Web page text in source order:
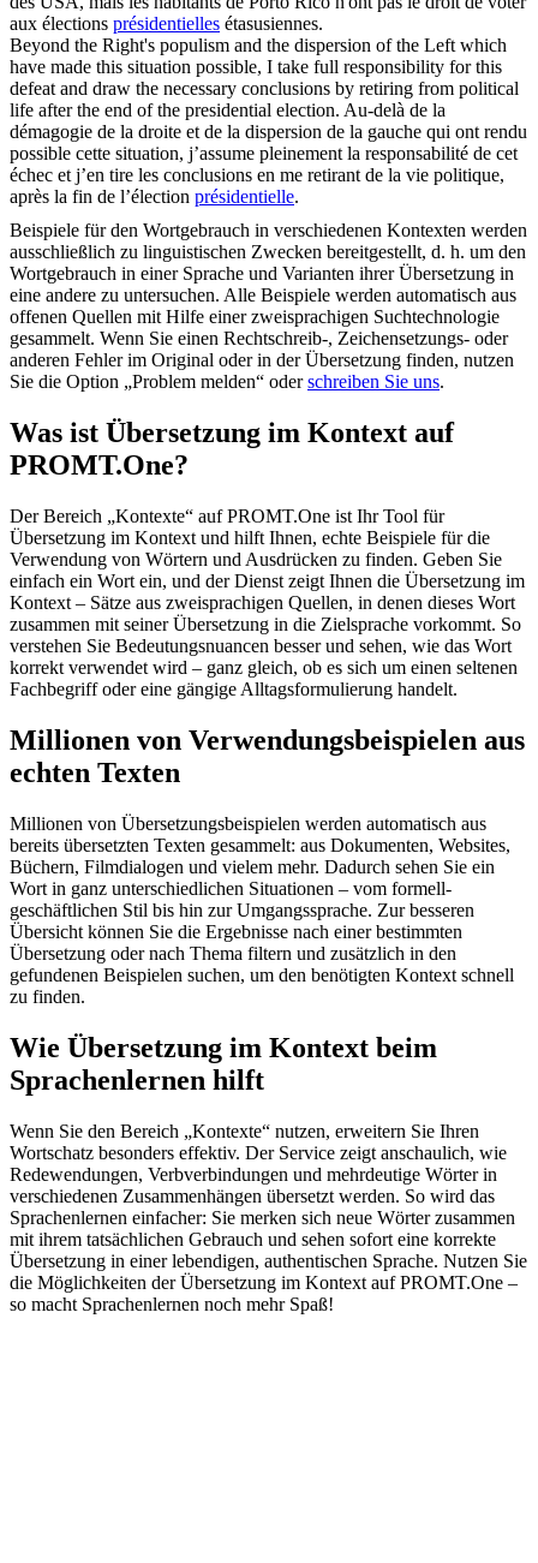
aux élections présidentielles étasusiennes.
Beyond the Right's populism and the dispersion of the Left which
have made this situation possible, I take full responsibility for this
defeat and draw the necessary conclusions by retiring from political
life after the end of the presidential election. Au-delà de la
démagogie de la droite et de la dispersion de la gauche qui ont rendu
possible cette situation, j’assume pleinement la responsabilité de cet
échec et j’en tire les conclusions en me retirant de la vie politique,
après la fin de l’élection présidentielle.
Beispiele für den Wortgebrauch in verschiedenen Kontexten werden
ausschließlich zu linguistischen Zwecken bereitgestellt, d. h. um den
Wortgebrauch in einer Sprache und Varianten ihrer Übersetzung in
eine andere zu untersuchen. Alle Beispiele werden automatisch aus
offenen Quellen mit Hilfe einer zweisprachigen Suchtechnologie
gesammelt. Wenn Sie einen Rechtschreib-, Zeichensetzungs- oder
anderen Fehler im Original oder in der Übersetzung finden, nutzen
Sie die Option „Problem melden“ oderschreiben Sie uns.
Was ist Übersetzung im Kontext auf
PROMT.One?
Der Bereich „Kontexte“ auf PROMT.One ist Ihr Tool für
Übersetzung im Kontext und hilft Ihnen, echte Beispiele für die
Verwendung von Wörtern und Ausdrücken zu finden. Geben Sie
einfach ein Wort ein, und der Dienst zeigt Ihnen die Übersetzung im
Kontext – Sätze aus zweisprachigen Quellen, in denen dieses Wort
zusammen mit seiner Übersetzung in die Zielsprache vorkommt. So
verstehen Sie Bedeutungsnuancen besser und sehen, wie das Wort
korrekt verwendet wird – ganz gleich, ob es sich um einen seltenen
Fachbegriff oder eine gängige Alltagsformulierung handelt.
Millionen von Verwendungsbeispielen aus
echten Texten
Millionen von Übersetzungsbeispielen werden automatisch aus
bereits übersetzten Texten gesammelt: aus Dokumenten, Websites,
Büchern, Filmdialogen und vielem mehr. Dadurch sehen Sie ein
Wort in ganz unterschiedlichen Situationen – vom formell-
geschäftlichen Stil bis hin zur Umgangssprache. Zur besseren
Übersicht können Sie die Ergebnisse nach einer bestimmten
Übersetzung oder nach Thema filtern und zusätzlich in den
gefundenen Beispielen suchen, um den benötigten Kontext schnell
zu finden.
Wie Übersetzung im Kontext beim
Sprachenlernen hilft
Wenn Sie den Bereich „Kontexte“ nutzen, erweitern Sie Ihren
Wortschatz besonders effektiv. Der Service zeigt anschaulich, wie
Redewendungen, Verbverbindungen und mehrdeutige Wörter in
verschiedenen Zusammenhängen übersetzt werden. So wird das
Sprachenlernen einfacher: Sie merken sich neue Wörter zusammen
mit ihrem tatsächlichen Gebrauch und sehen sofort eine korrekte
Übersetzung in einer lebendigen, authentischen Sprache. Nutzen Sie
die Möglichkeiten der Übersetzung im Kontext auf PROMT.One –
so macht Sprachenlernen noch mehr Spaß!